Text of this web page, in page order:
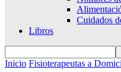
Cuidados
Libros
Inicio Fisioterapeutas a